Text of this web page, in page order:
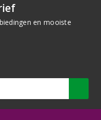
en mooiste